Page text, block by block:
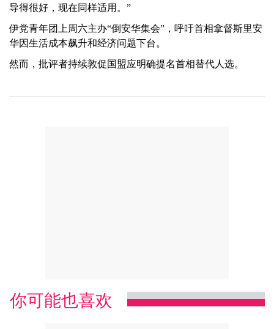
导得很好，现在同样适用。”
伊党青年团上周六主办“倒安华集会”，呼吁首相拿督斯里安
华因生活成本飙升和经济问题下台。
然而，批评者持续敦促国盟应明确提名首相替代人选。
你可能也喜欢